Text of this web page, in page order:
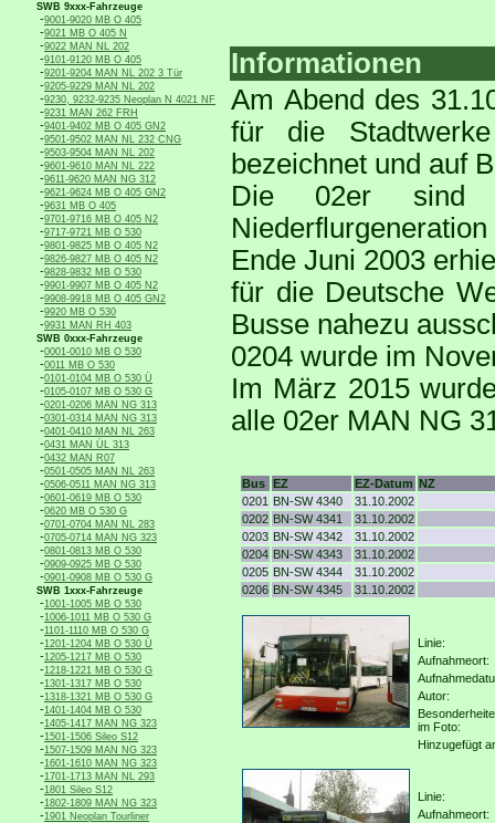
SWB 9xxx-Fahrzeuge
-9001-9020 MB O 405
-9021 MB O 405 N
-9022 MAN NL 202
-9101-9120 MB O 405
-9201-9204 MAN NL 202 3 Tür
-9205-9229 MAN NL 202
-9230, 9232-9235 Neoplan N 4021 NF
-9231 MAN 262 FRH
-9401-9402 MB O 405 GN2
-9501-9502 MAN NL 232 CNG
-9503-9504 MAN NL 202
-9601-9610 MAN NL 222
-9611-9620 MAN NG 312
-9621-9624 MB O 405 GN2
-9631 MB O 405
-9701-9716 MB O 405 N2
-9717-9721 MB O 530
-9801-9825 MB O 405 N2
-9826-9827 MB O 405 N2
-9828-9832 MB O 530
-9901-9907 MB O 405 N2
-9908-9918 MB O 405 GN2
-9920 MB O 530
-9931 MAN RH 403
SWB 0xxx-Fahrzeuge
-0001-0010 MB O 530
-0011 MB O 530
-0101-0104 MB O 530 Ü
-0105-0107 MB O 530 G
-0201-0206 MAN NG 313
-0301-0314 MAN NG 313
-0401-0410 MAN NL 263
-0431 MAN ÜL 313
-0432 MAN R07
-0501-0505 MAN NL 263
-0506-0511 MAN NG 313
-0601-0619 MB O 530
-0620 MB O 530 G
-0701-0704 MAN NL 283
-0705-0714 MAN NG 323
-0801-0813 MB O 530
-0909-0925 MB O 530
-0901-0908 MB O 530 G
SWB 1xxx-Fahrzeuge
-1001-1005 MB O 530
-1006-1011 MB O 530 G
-1101-1110 MB O 530 G
-1201-1204 MB O 530 Ü
-1205-1217 MB O 530
-1218-1221 MB O 530 G
-1301-1317 MB O 530
-1318-1321 MB O 530 G
-1401-1404 MB O 530
-1405-1417 MAN NG 323
-1501-1506 Sileo S12
-1507-1509 MAN NG 323
-1601-1610 MAN NG 323
-1701-1713 MAN NL 293
-1801 Sileo S12
-1802-1809 MAN NG 323
-1901 Neoplan Tourliner
Informationen
Am Abend des
für die
bezeichnet und auf
Die 02er sind
Ende Juni 2003
für die Deutsche
Busse nahezu
0204 wurde im
Im März 2015
alle 02er MAN NG
Bus EZ EZ-Datum NZ
0201 BN-SW 4340
31.10.2002
0202 BN-SW 4341
31.10.2002
0203 BN-SW 4342
31.10.2002
0204 BN-SW 4343
31.10.2002
0205 BN-SW 4344
31.10.2002
0206 BN-SW 4345 31.10.2002
Linie:
Aufnahmeort:
Autor:
im Foto:
Hinzugefügt
Linie:
Aufnahmeort: